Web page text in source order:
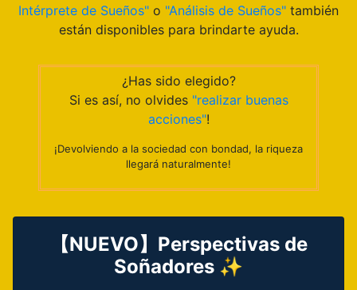
Intérprete de Sueños" o "Análisis de Sueños" también
están disponibles para brindarte ayuda.
¿Has sido elegido?
Si es así, no olvides "realizar buenas
acciones"!
¡Devolviendo a la sociedad con bondad, la riqueza
llegará naturalmente!
【NUEVO】Perspectivas de
Soñadores ✨